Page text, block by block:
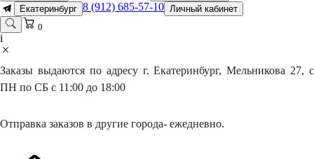
Екатеринбург 8 (912) 685-57-10 Личный кабинет
0
i
Заказы выдаются по адресу г. Екатеринбург, Мельникова 27, с
ПН по СБ с 11:00 до 18:00
Отправка заказов в другие города- ежедневно.